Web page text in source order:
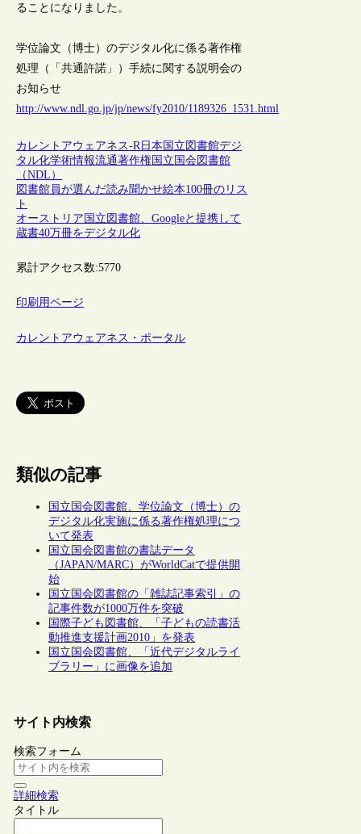
ることになりました。
学位論文（博士）のデジタル化に係る著作権
処理（「共通許諾」）手続に関する説明会の
お知らせ
http://www.ndl.go.jp/jp/news/fy2010/1189326_1531.html
カレントアウェアネス-R日本 国立図書館デジ
タル化学術情報流通著作権国立国会図書館
（NDL）
図書館員が選んだ読み聞かせ絵本100冊のリス
ト
オーストリア国立図書館、Googleと提携して
蔵書40万冊をデジタル化
累計アクセス数:5770
印刷用ページ
カレントアウェアネス・ポータル
類似の記事
国立国会図書館、学位論文（博士）の
デジタル化実施に係る著作権処理につ
いて発表
国立国会図書館の書誌データ
（JAPAN/MARC）がWorldCatで提供開
始
国立国会図書館の「雑誌記事索引」の
記事件数が1000万件を突破
国際子ども図書館、「子どもの読書活
動推進支援計画2010」を発表
国立国会図書館、「近代デジタルライ
ブラリー」に画像を追加
サイト内検索
検索フォーム
詳細検索
タイトル